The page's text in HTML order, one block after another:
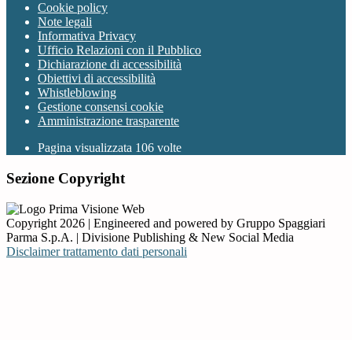
Cookie policy
Note legali
Informativa Privacy
Ufficio Relazioni con il Pubblico
Dichiarazione di accessibilità
Obiettivi di accessibilità
Whistleblowing
Gestione consensi cookie
Amministrazione trasparente
Pagina visualizzata 106 volte
Sezione Copyright
Copyright 2026 | Engineered and powered by Gruppo Spaggiari
Parma S.p.A. | Divisione Publishing & New Social Media
Disclaimer trattamento dati personali